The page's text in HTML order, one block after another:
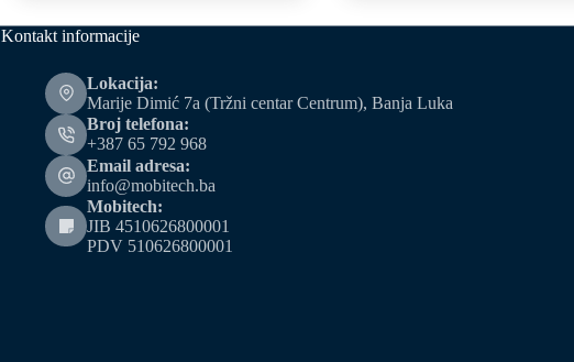
Kontakt informacije
Lokacija:
Marije Dimić 7a (Tržni centar Centrum), Banja Luka
Broj telefona:
+387 65 792 968
Email adresa:
info@mobitech.ba
Mobitech:
JIB 4510626800001
PDV 510626800001